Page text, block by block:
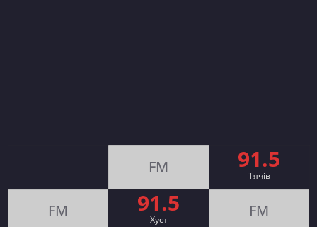
FM 91.5
Тячів
FM 91.5
Хуст FM